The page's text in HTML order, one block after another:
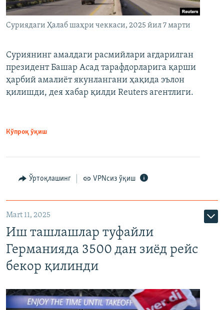
Суриядаги Ҳалаб шаҳри чеккаси, 2025 йил 7 марти
Суриянинг амалдаги расмийлари ағдарилган
президент Башар Асад тарафдорларига қарши
ҳарбий амалиёт якунлангани ҳақида эълон
қилишди, дея хабар қилди Reuters агентлиги.
Кўпроқ ўқиш
Ўртоқлашинг VPNсиз ўқиш
Mart 11, 2025
Иш ташлашлар туфайли
Германияда 3500 дан зиёд рейс
бекор қилинди